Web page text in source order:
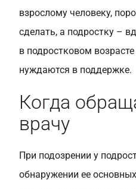
взрослому человеку,
сделать, а подростку –
в подростковом
нуждаются в поддержке.
Когда
врачу
При подозрении у
обнаружении ее